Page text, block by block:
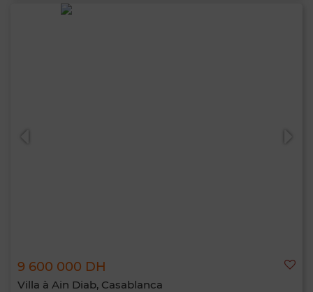
9 600 000 DH
Villa à Ain Diab, Casablanca